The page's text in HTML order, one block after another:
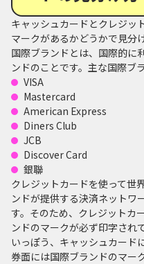
キャッシュカードとクレジッ
マークがあるかどうかで見分
国際ブランドとは、国際的に
ンドのことです。主な国際ブ
VISA
Mastercard
American Express
Diners Club
JCB
Discover Card
銀聯
クレジットカードを使って世
ンドが提供する決済ネットワ
す。そのため、クレジットカ
ンドのマークが必ず印字され
いっぽう、キャッシュカード
券面には国際ブランドのマー